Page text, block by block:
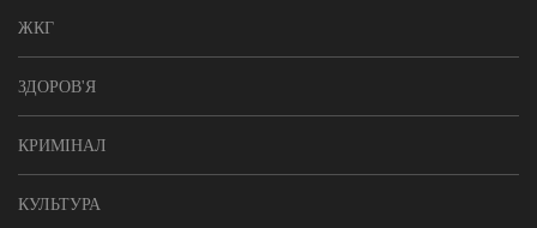
ЖКГ
ЗДОРОВ'Я
КРИМІНАЛ
КУЛЬТУРА